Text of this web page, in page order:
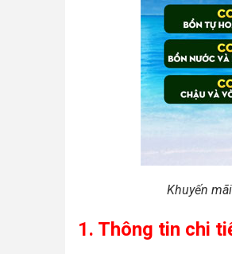
Khuyến
1. Thông tin chi